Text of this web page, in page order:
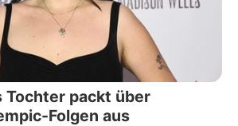
Tochter packt über
Folgen aus